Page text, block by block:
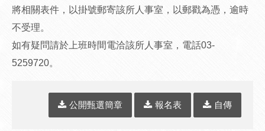
將相關表件，以掛號郵寄該所人事室，以郵戳為憑，逾時
不受理。
如有疑問請於上班時間電洽該所人事室，電話03-
5259720。
公開甄選簡章 報名表 自傳